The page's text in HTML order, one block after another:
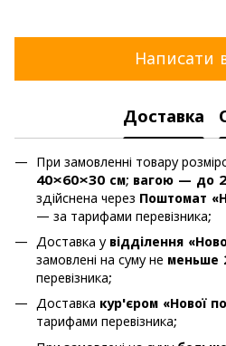
Написати
Доставка
При замовленні товару
40×60×30 см; вагою — до
здійснена через Поштомат
— за тарифами перевізника;
Доставка у відділення
замовлені на суму не меньше
перевізника;
Доставка кур'єром «Нової
тарифами перевізника;